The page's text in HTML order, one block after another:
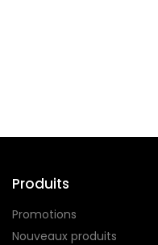
Produits
Promotions
Nouveaux produits